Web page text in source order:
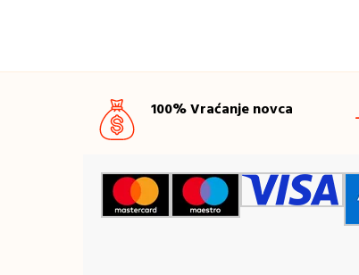
100% Vraćanje novca